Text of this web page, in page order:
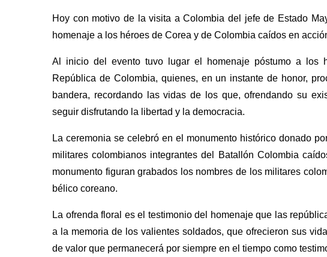
Hoy con motivo de la visita a Colombia del jefe de Estado
homenaje a los héroes de Corea y de Colombia caídos en
Al inicio del evento tuvo lugar el homenaje póstumo a
República de Colombia, quienes, en un instante de honor,
bandera, recordando las vidas de los que, ofrendando su
seguir disfrutando la libertad y la democracia.
La ceremonia se celebró en el monumento histórico donado
militares colombianos integrantes del Batallón Colombia
monumento figuran grabados los nombres de los militares
bélico coreano.
La ofrenda floral es el testimonio del homenaje que las
a la memoria de los valientes soldados, que ofrecieron sus
de valor que permanecerá por siempre en el tiempo como